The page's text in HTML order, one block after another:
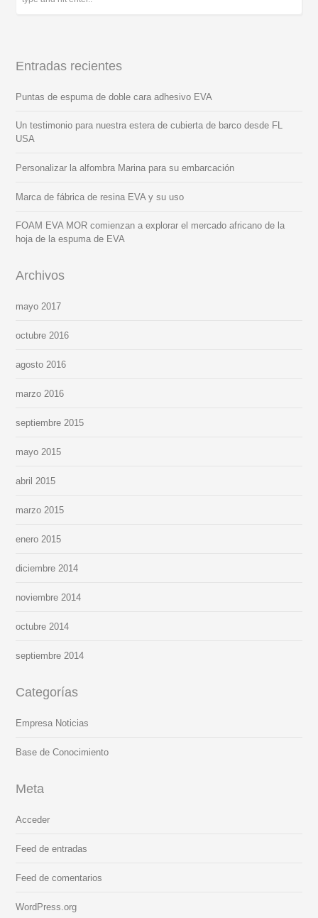
Entradas recientes
Puntas de espuma de doble cara adhesivo EVA
Un testimonio para nuestra estera de cubierta de barco desde FL
USA
Personalizar la alfombra Marina para su embarcación
Marca de fábrica de resina EVA y su uso
FOAM EVA MOR comienzan a explorar el mercado africano de la
hoja de la espuma de EVA
Archivos
mayo 2017
octubre 2016
agosto 2016
marzo 2016
septiembre 2015
mayo 2015
abril 2015
marzo 2015
enero 2015
diciembre 2014
noviembre 2014
octubre 2014
septiembre 2014
Categorías
Empresa Noticias
Base de Conocimiento
Meta
Acceder
Feed de entradas
Feed de comentarios
WordPress.org